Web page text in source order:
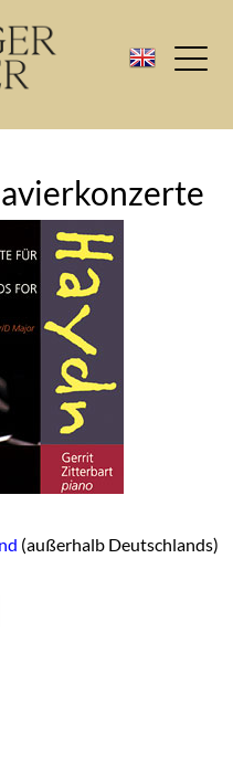
(außerhalb Deutschlands)